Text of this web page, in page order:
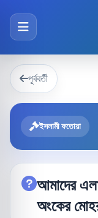
পূর্ববর্তী
ইসলামী ফতোয়া
আমাদের
অংকের